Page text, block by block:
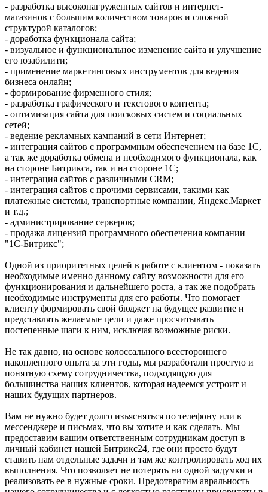
- разработка высоконагруженных сайтов и интернет-
магазинов с большим количеством товаров и сложной
структурой каталогов;
- доработка функционала сайта;
- визуальное и функциональное изменение сайта и улучшение
его юзабилити;
- применение маркетинговых инструментов для ведения
бизнеса онлайн;
- формирование фирменного стиля;
- разработка графического и текстового контента;
- оптимизация сайта для поисковых систем и социальных
сетей;
- ведение рекламных кампаний в сети Интернет;
- интеграция сайтов с программным обеспечением на базе 1С,
а так же доработка обмена и необходимого функционала, как
на стороне Битрикса, так и на стороне 1С;
- интеграция сайтов с различными CRM;
- интеграция сайтов с прочими сервисами, такими как
платежные системы, транспортные компании, Яндекс.Маркет
и т.д.;
- администрирование серверов;
- продажа лицензий программного обеспечения компании
"1С-Битрикс";
Одной из приоритетных целей в работе с клиентом - показать
необходимые именно данному сайту возможности для его
функционирования и дальнейшего роста, а так же подобрать
необходимые инструменты для его работы. Что помогает
клиенту формировать свой бюджет на будущее развитие и
представлять желаемые цели и даже просчитывать
постепенные шаги к ним, исключая возможные риски.
Не так давно, на основе колоссального всестороннего
накопленного опыта за эти годы, мы разработали простую и
понятную схему сотрудничества, подходящую для
большинства наших клиентов, которая надеемся устроит и
наших будущих партнеров.
Вам не нужно будет долго изъясняться по телефону или в
мессенджере и письмах, что вы хотите и как сделать. Мы
предоставим вашим ответственным сотрудникам доступ в
личный кабинет нашей Битрикс24, где они просто будут
ставить нам отдельные задачи и там же контролировать ход их
выполнения. Что позволяет не потерять ни одной задумки и
реализовать ее в нужные сроки. Предотвратим авральность